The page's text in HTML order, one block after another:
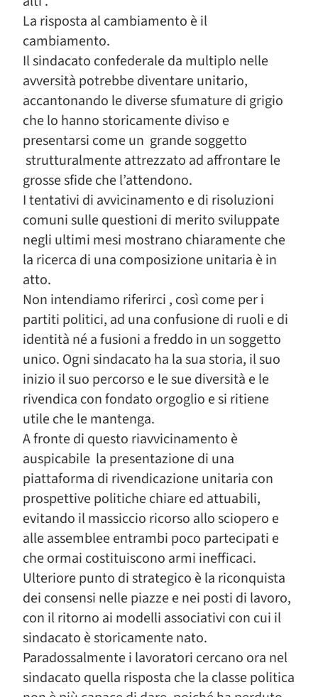
La risposta al cambiamento è il
cambiamento.
Il sindacato confederale da multiplo nelle
avversità potrebbe diventare unitario,
accantonando le diverse sfumature di grigio
che lo hanno storicamente diviso e
presentarsi come un grande soggetto
strutturalmente attrezzato ad affrontare le
grosse sfide che l’attendono.
I tentativi di avvicinamento e di risoluzioni
comuni sulle questioni di merito sviluppate
negli ultimi mesi mostrano chiaramente che
la ricerca di una composizione unitaria è in
atto.
Non intendiamo riferirci , così come per i
partiti politici, ad una confusione di ruoli e di
identità né a fusioni a freddo in un soggetto
unico. Ogni sindacato ha la sua storia, il suo
inizio il suo percorso e le sue diversità e le
rivendica con fondato orgoglio e si ritiene
utile che le mantenga.
A fronte di questo riavvicinamento è
auspicabile la presentazione di una
piattaforma di rivendicazione unitaria con
prospettive politiche chiare ed attuabili,
evitando il massiccio ricorso allo sciopero e
alle assemblee entrambi poco partecipati e
che ormai costituiscono armi inefficaci.
Ulteriore punto di strategico è la riconquista
dei consensi nelle piazze e nei posti di lavoro,
con il ritorno ai modelli associativi con cui il
sindacato è storicamente nato.
Paradossalmente i lavoratori cercano ora nel
sindacato quella risposta che la classe politica